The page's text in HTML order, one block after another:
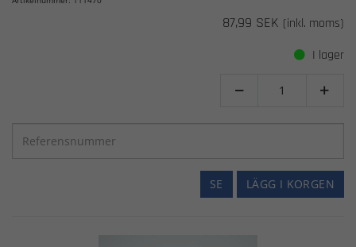
87,99 SEK (inkl. moms)
I lager
 
LÄGG I KORGEN
SE